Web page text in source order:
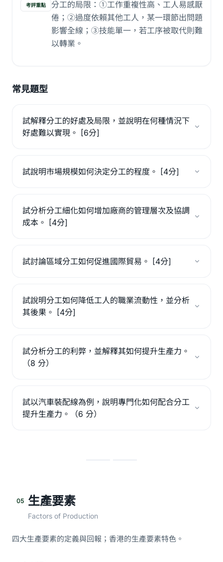
考評重點
分工的局限：①工作重複性高、工人易感厭
倦；②過度依賴其他工人，某一環節出問題
影響全線；③技能單一，若工序被取代則難
以轉業。
常見題型
試解釋分工的好處及局限，並說明在何種情況下
好處難以實現。 [6分]
試說明市場規模如何決定分工的程度。 [4分]
試分析分工細化如何增加廠商的管理層次及協調
成本。 [4分]
試討論區域分工如何促進國際貿易。 [4分]
試說明分工如何降低工人的職業流動性，並分析
其後果。 [4分]
試分析分工的利弊，並解釋其如何提升生產力。
（8 分）
試以汽車裝配線為例，說明專門化如何配合分工
提升生產力。（6 分）
05 生產要素
Factors of Production
四大生產要素的定義與回報；香港的生產要素特色。